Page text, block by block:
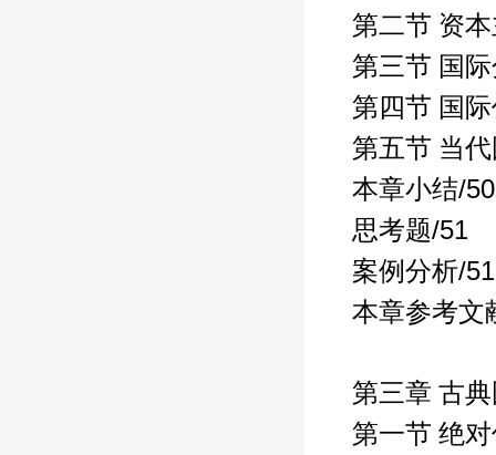
第二节 资
第三节 国
第四节 国
第五节 当
本章小结/50
思考题/51
案例分析/51
本章参考文
第三章 古
第一节 绝